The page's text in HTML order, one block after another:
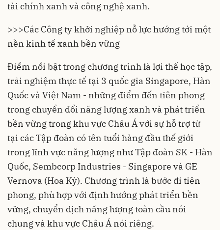
tài chính xanh và công nghệ xanh.
>>>Các Công ty khởi nghiệp nỗ lực hướng tới một
nền kinh tế xanh bền vững
Điểm nổi bật trong chương trình là lợi thế học tập,
trải nghiệm thực tế tại 3 quốc gia Singapore, Hàn
Quốc và Việt Nam - những điểm đến tiên phong
trong chuyển đổi năng lượng xanh và phát triển
bền vững trong khu vực Châu Á với sự hỗ trợ từ
tại các Tập đoàn có tên tuổi hàng đầu thế giới
trong lĩnh vực năng lượng như Tập đoàn SK - Hàn
Quốc, Sembcorp Industries - Singapore và GE
Vernova (Hoa Kỳ). Chương trình là bước đi tiên
phong, phù hợp với định hướng phát triển bền
vững, chuyển dịch năng lượng toàn cầu nói
chung và khu vực Châu Á nói riêng.